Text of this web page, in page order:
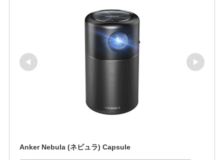
Anker Nebula (ネビュラ) Capsule